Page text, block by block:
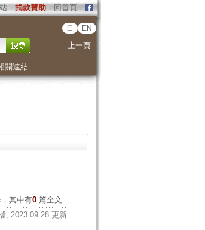
． 捐款贊助．回首頁．
日 EN
上一頁
關連結
其中有0篇全文
, 2023.09.28 更新